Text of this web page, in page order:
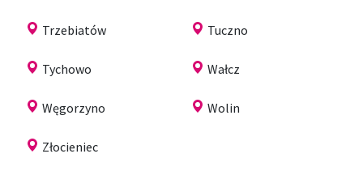
Trzebiatów Tuczno
Tychowo Wałcz
Węgorzyno Wolin
Złocieniec